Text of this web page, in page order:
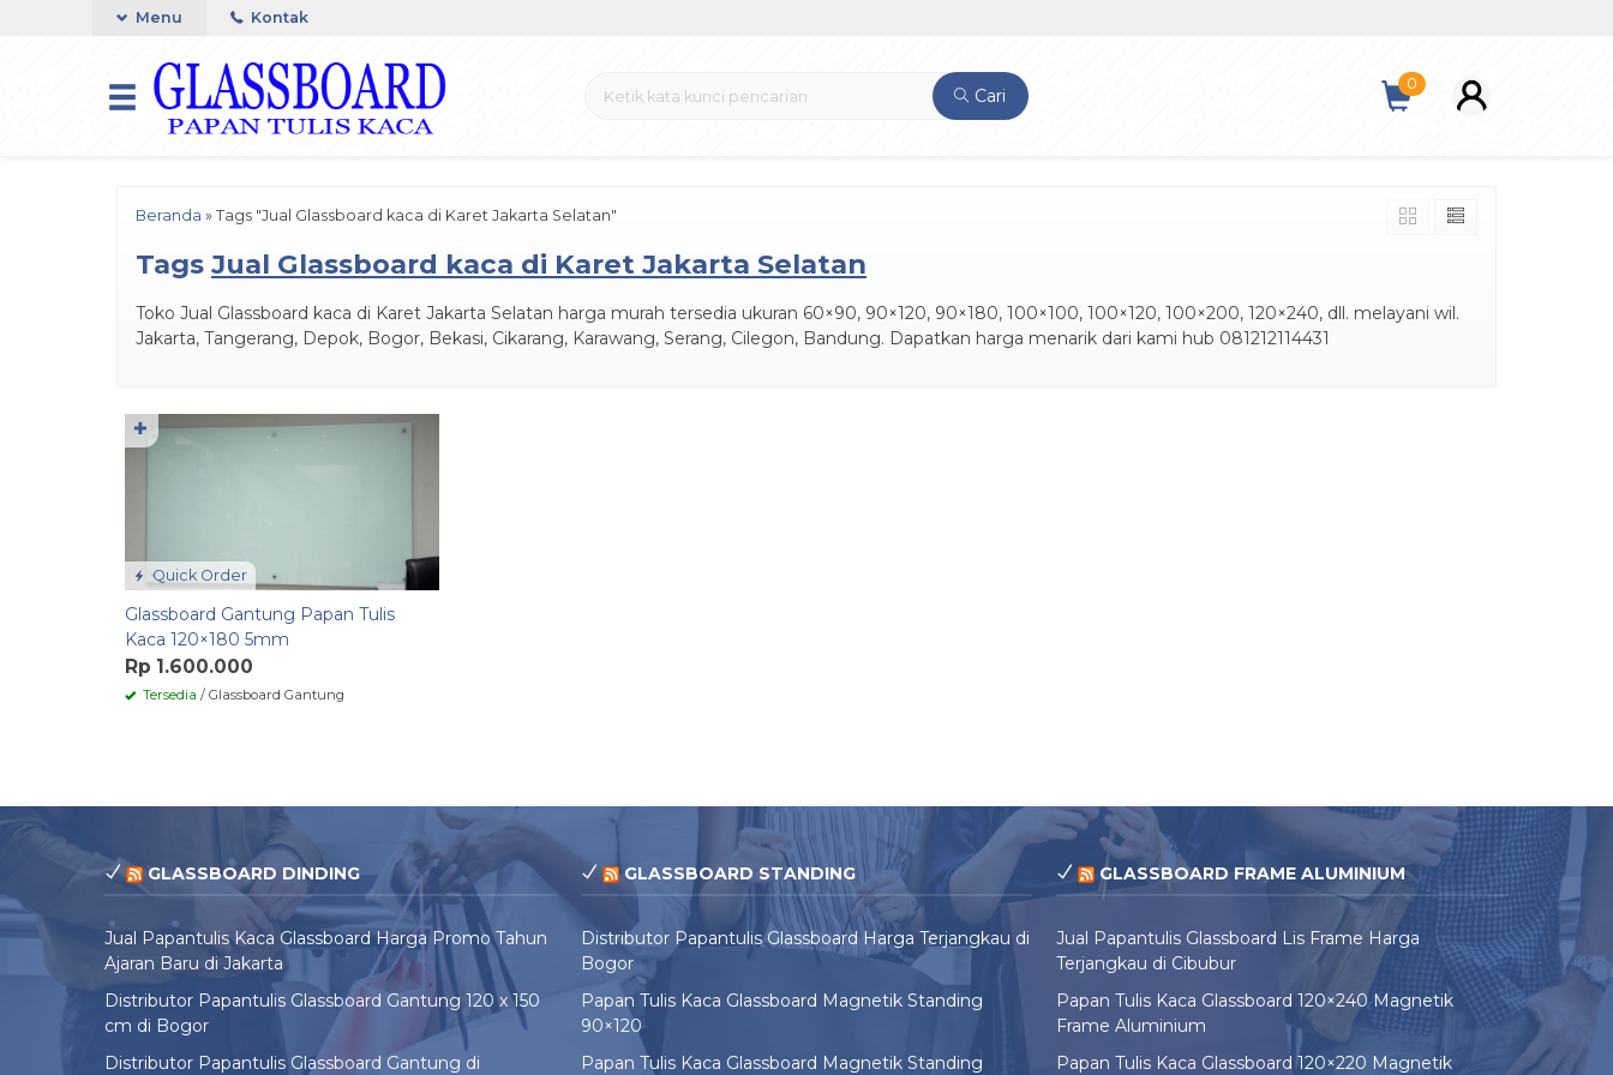
Menu Kontak
Cari
0
Beranda » Tags "Jual Glassboard kaca di Karet Jakarta Selatan"
Tags Jual Glassboard kaca di Karet Jakarta Selatan
Toko Jual Glassboard kaca di Karet Jakarta Selatan harga murah tersedia ukuran 60×90, 90×120, 90×180, 100×100, 100×120, 100×200, 120×240, dll. melayani wil.
Jakarta, Tangerang, Depok, Bogor, Bekasi, Cikarang, Karawang, Serang, Cilegon, Bandung. Dapatkan harga menarik dari kami hub 081212114431
Quick Order
Glassboard Gantung Papan Tulis
Kaca 120×180 5mm
Rp 1.600.000
Tersedia / Glassboard Gantung
✚
GLASSBOARD DINDING
Jual Papantulis Kaca Glassboard Harga Promo Tahun
Ajaran Baru di Jakarta
Distributor Papantulis Glassboard Gantung 120 x 150
cm di Bogor
Distributor Papantulis Glassboard Gantung di
GLASSBOARD STANDING
Distributor Papantulis Glassboard Harga Terjangkau di
Bogor
Papan Tulis Kaca Glassboard Magnetik Standing
90×120
Papan Tulis Kaca Glassboard Magnetik Standing
GLASSBOARD FRAME ALUMINIUM
Jual Papantulis Glassboard Lis Frame Harga
Terjangkau di Cibubur
Papan Tulis Kaca Glassboard 120×240 Magnetik
Frame Aluminium
Papan Tulis Kaca Glassboard 120×220 Magnetik